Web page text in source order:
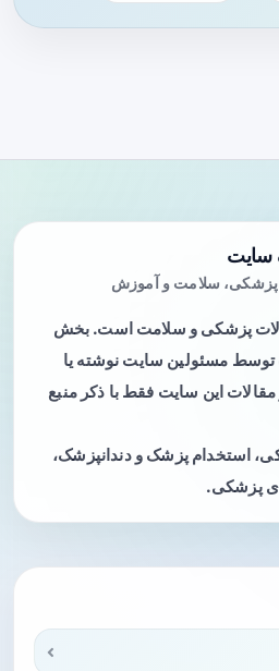
سایت
پزشکی، سلامت و آموزش
پزشکی و سلامت است. بخش
توسط مسئولین سایت نوشته یا
این سایت فقط با ذکر منبع
استخدام پزشک و دندانپزشک،